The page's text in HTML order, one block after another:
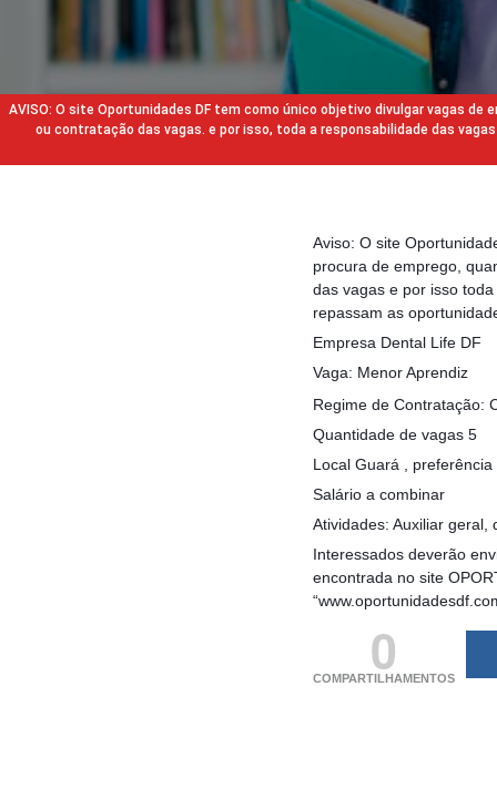
AVISO: O site Oportunidades DF tem como único objetivo divulgar vagas
ou contratação das vagas. e por isso, toda a responsabilidade das
Aviso: O site
procura de emprego,
das vagas e por isso
repassam as
Empresa Dental Life DF
Vaga: Menor Aprendiz
Regime de Contratação:
Quantidade de vagas 5
Local Guará ,
Salário a combinar
Atividades: Auxiliar
Interessados deverão
encontrada no site
0
COMPARTILHAMENTOS